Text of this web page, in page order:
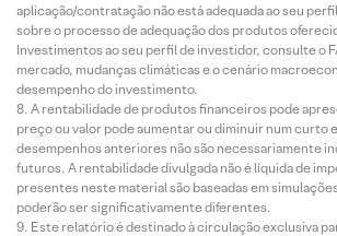
aplicação/contratação não está adequada ao seu
sobre o processo de adequação dos produtos
Investimentos ao seu perfil de investidor, consulte o
mercado, mudanças climáticas e o cenário
desempenho do investimento.
A rentabilidade de produtos financeiros pode
preço ou valor pode aumentar ou diminuir num curto
desempenhos anteriores não são necessariamente
futuros. A rentabilidade divulgada não é líquida de
presentes neste material são baseadas em
poderão ser significativamente diferentes.
Este relatório é destinado à circulação exclusiva